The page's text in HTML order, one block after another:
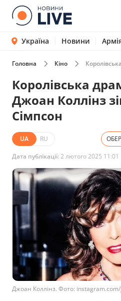
Україна Новини
Головна Кіно
Королівська
Джоан Коллінз
Сімпсон
UA RU
Дата публікації:2 лютого 2025 11:01
Джоан Коллінз. Фото: